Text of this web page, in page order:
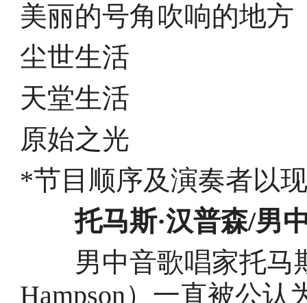
美丽的号角吹响的地方
尘世生活
天堂生活
原始之光
*节目顺序及演奏者以
托马斯·汉普森/男
男中音歌唱家托马斯
Hampson）一直被公